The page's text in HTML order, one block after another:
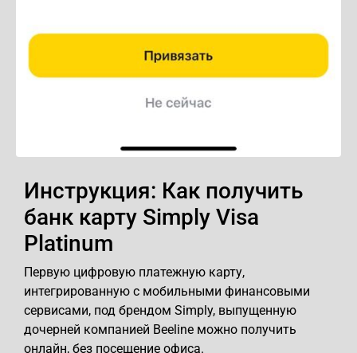
Инструкция: Как получить
банк карту Simply Visa
Platinum
Первую цифровую платежную карту,
интегрированную с мобильными финансовыми
сервисами, под брендом Simply, выпущенную
дочерней компанией Beeline можно получить
онлайн, без посещение офиса.